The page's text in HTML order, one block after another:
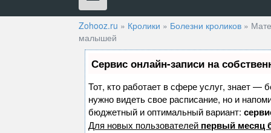
Zohooz.ru » Кролики » Болезни кроликов »
малышей
Сервис онлайн-записи на
Тот, кто работает в сфере услуг, знает —
нужно видеть свое расписание, но и
бюджетный и оптимальный вариант:
Для новых пользователей первый месяц